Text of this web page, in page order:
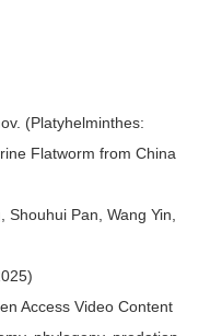
(Platyhelminthes:
Flatworm from China
Pan, Wang Yin,
Access Video Content